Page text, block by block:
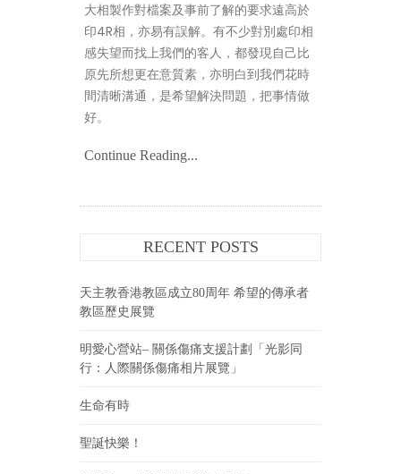
大相製作對檔案及事前了解的要求遠高於
印4R相，亦易有誤解。有不少對別處印相
感失望而找上我們的客人，都發現自己比
原先所想更在意質素，亦明白到我們花時
間清晰溝通，是希望解決問題，把事情做
好。
Continue Reading...
RECENT POSTS
天主教香港教區成立80周年 希望的傳承者
教區歷史展覽
明愛心營站– 關係傷痛支援計劃「光影同
行：人際關係傷痛相片展覽」
生命有時
聖誕快樂！